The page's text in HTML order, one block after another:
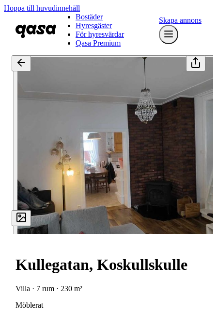
Hoppa till huvudinnehåll
Bostäder
Hyresgäster
För hyresvärdar
Qasa Premium
Skapa annons
Kullegatan, Koskullskulle
Villa · 7 rum · 230 m²
Möblerat